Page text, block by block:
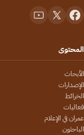
المحتوى
الأبحاث
الإصدارات
الخرائط
فعاليات
عمران في الإعلام
الباحثون